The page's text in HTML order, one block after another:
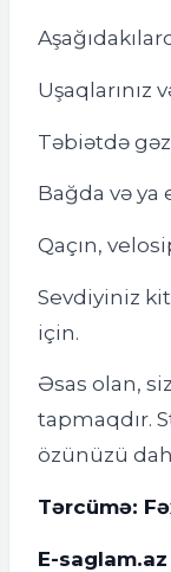
Uşaqlarınız
Təbiətdə
Bağda və ya
Qaçın,
Sevdiyiniz
için.
Əsas olan,
tapmaqdır.
özünüzü
Tərcümə:
E-saglam.az